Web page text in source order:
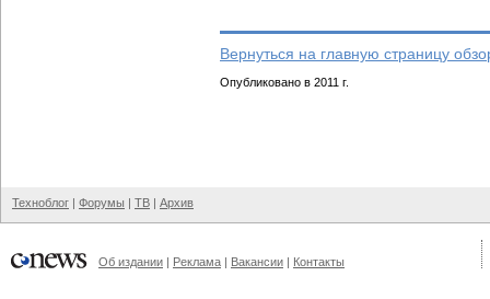
Вернуться на главную страницу
Опубликовано в 2011 г.
Техноблог | Форумы | ТВ | Архив
Об издании | Реклама | Вакансии | Контакты